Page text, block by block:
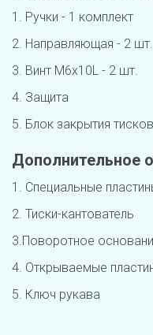
1. Ручки - 1 комплект
2. Направляющая - 2 шт.
3. Винт M6x10L - 2 шт.
4. Защита
5. Блок закрытия
Дополнительное
1. Специальные
2. Тиски-кантователь
3.Поворотное
4. Открываемые
5. Ключ рукава